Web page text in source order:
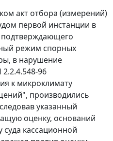
акт отбора (измерений)
первой инстанции в
подтверждающего
режим спорных
в нарушение
96
к микроклимату
производились
указанный
оценку, оснований
суда кассационной